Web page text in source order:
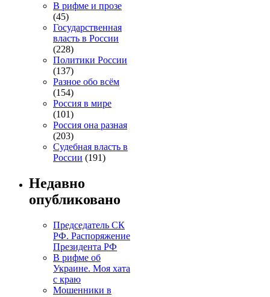
В рифме и прозе
(45)
Государственная
власть в России
(228)
Политики России
(137)
Разное обо всём
(154)
Россия в мире
(101)
Россия она разная
(203)
Судебная власть в
России (191)
Недавно
опубликовано
Председатель СК
РФ. Распоряжение
Президента РФ
В рифме об
Украине. Моя хата
с краю
Мошенники в